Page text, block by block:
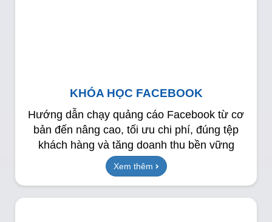
KHÓA HỌC FACEBOOK
Hướng dẫn chạy quảng cáo Facebook từ cơ
bản đến nâng cao, tối ưu chi phí, đúng tệp
khách hàng và tăng doanh thu bền vững
Xem thêm